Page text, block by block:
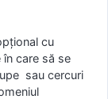
cu
care să se
sau cercuri